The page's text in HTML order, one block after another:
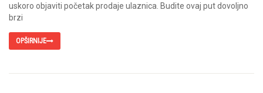
uskoro objaviti početak prodaje ulaznica. Budite ovaj put dovoljno
brzi
OPŠIRNIJE